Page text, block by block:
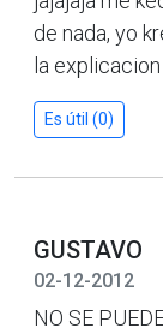
de nada, yo
la
Es útil (0)
GUSTAVO
02-12-2012
NO SE